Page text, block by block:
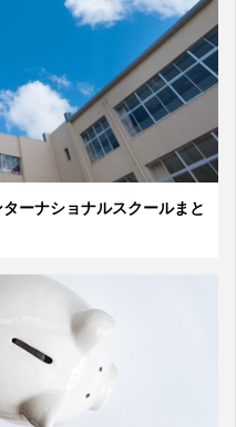
ーナショナルスクールまと